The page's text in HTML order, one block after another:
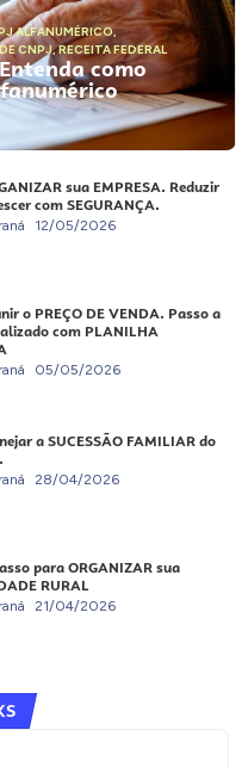
ALFANUMÉRICO,
CNPJ,RECEITA FEDERAL
como
sua EMPRESA. Reduzir
com SEGURANÇA.
12/05/2026
o PREÇO DE VENDA. Passo a
com PLANILHA
05/05/2026
a SUCESSÃO FAMILIAR do
28/04/2026
para ORGANIZAR sua
RURAL
21/04/2026